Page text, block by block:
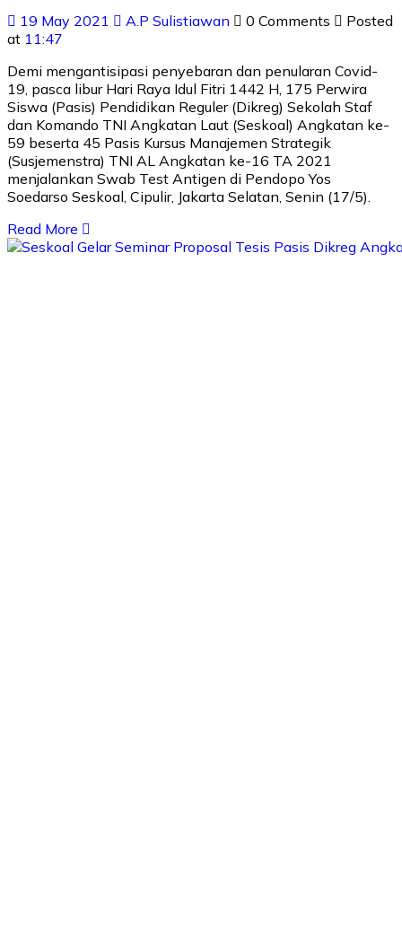
19 May 2021 A.P Sulistiawan 0 Comments
Posted
at 11:47
Demi mengantisipasi penyebaran dan penularan Covid-
19, pasca libur Hari Raya Idul Fitri 1442 H, 175 Perwira
Siswa (Pasis) Pendidikan Reguler (Dikreg) Sekolah Staf
dan Komando TNI Angkatan Laut (Seskoal) Angkatan ke-
59 beserta 45 Pasis Kursus Manajemen Strategik
(Susjemenstra) TNI AL Angkatan ke-16 TA 2021
menjalankan Swab Test Antigen di Pendopo Yos
Soedarso Seskoal, Cipulir, Jakarta Selatan, Senin (17/5).
Read More